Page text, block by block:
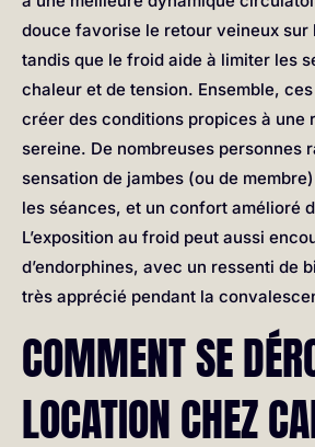
douce favorise le retour veineux sur
tandis que le froid aide à limiter les
chaleur et de tension. Ensemble,
créer des conditions propices à une
sereine. De nombreuses personnes
sensation de jambes (ou de
les séances, et un confort amélioré
L’exposition au froid peut aussi
d’endorphines, avec un ressenti de
très apprécié pendant la
COMMENT SE
LOCATION CHEZ